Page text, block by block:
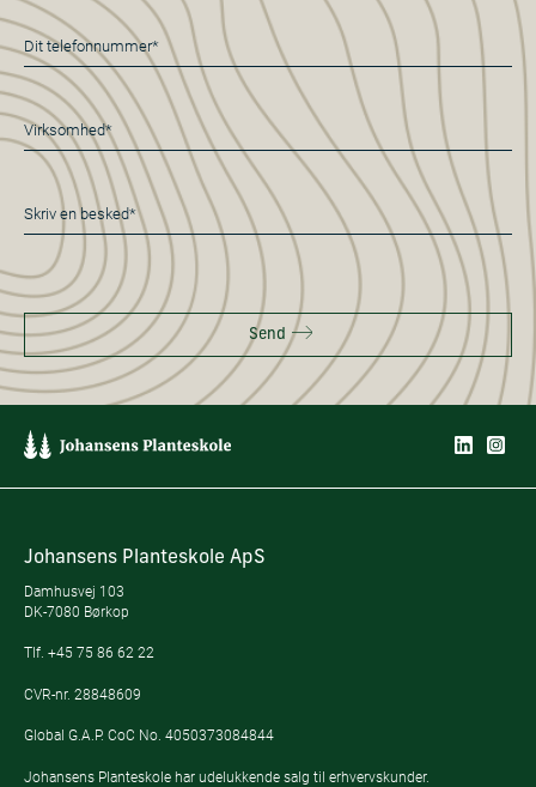
*
Telefon
*
Virksomhed*
*
Besked
*
Send
Johansens Planteskole ApS
Damhusvej 103
DK-7080 Børkop
Tlf. +45 75 86 62 22
CVR-nr. 28848609
Global G.A.P. CoC No. 4050373084844
Johansens Planteskole har udelukkende salg til erhvervskunder.